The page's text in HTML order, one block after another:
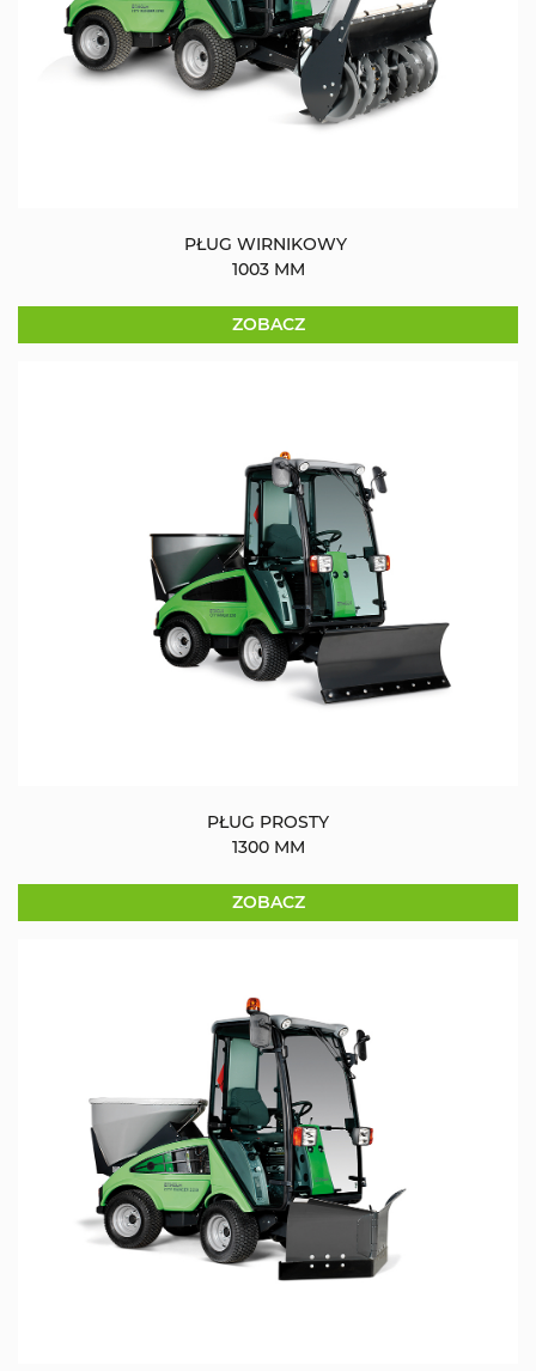
PŁUG WIRNIKOWY
1003 MM
ZOBACZ
PŁUG PROSTY
1300 MM
ZOBACZ